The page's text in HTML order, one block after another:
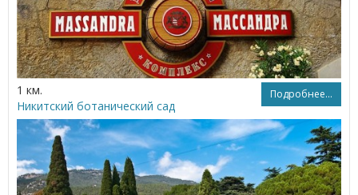
1 км. Подробнее...
Никитский ботанический сад